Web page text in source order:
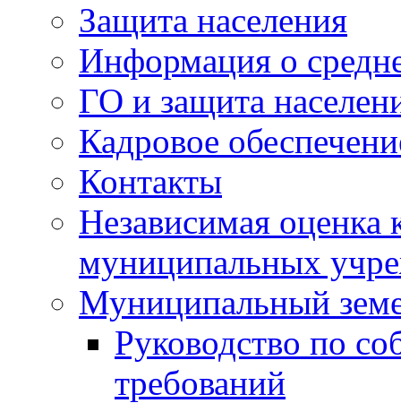
Защита населения
Информация о
ГО и защита
Кадровое
Контакты
Независимая оценка
муниципальных
Муниципальный
Руководство по
требований